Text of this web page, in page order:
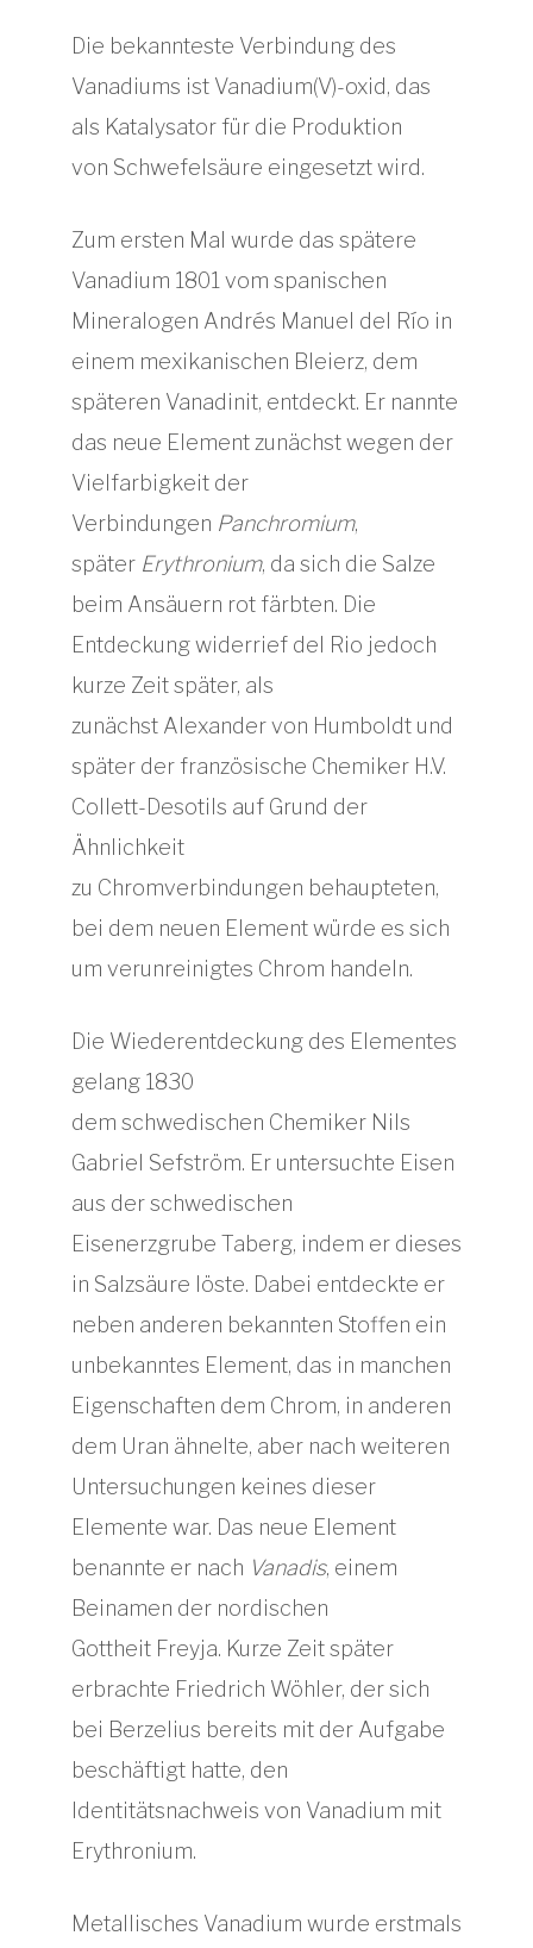
Die bekannteste Verbindung des
Vanadiums ist Vanadium(V)-oxid, das
als Katalysator für die Produktion
von Schwefelsäure eingesetzt wird.
Zum ersten Mal wurde das spätere
Vanadium 1801 vom spanischen
Mineralogen Andrés Manuel del Río in
einem mexikanischen Bleierz, dem
späteren Vanadinit, entdeckt. Er nannte
das neue Element zunächst wegen der
Vielfarbigkeit der
Verbindungen Panchromium,
später Erythronium, da sich die Salze
beim Ansäuern rot färbten. Die
Entdeckung widerrief del Rio jedoch
kurze Zeit später, als
zunächst Alexander von Humboldt und
später der französische Chemiker H.V.
Collett-Desotils auf Grund der
Ähnlichkeit
zu Chromverbindungen behaupteten,
bei dem neuen Element würde es sich
um verunreinigtes Chrom handeln.
Die Wiederentdeckung des Elementes
gelang 1830
dem schwedischen Chemiker Nils
Gabriel Sefström. Er untersuchte Eisen
aus der schwedischen
Eisenerzgrube Taberg, indem er dieses
in Salzsäure löste. Dabei entdeckte er
neben anderen bekannten Stoffen ein
unbekanntes Element, das in manchen
Eigenschaften dem Chrom, in anderen
dem Uran ähnelte, aber nach weiteren
Untersuchungen keines dieser
Elemente war. Das neue Element
benannte er nach Vanadis, einem
Beinamen der nordischen
Gottheit Freyja. Kurze Zeit später
erbrachte Friedrich Wöhler, der sich
bei Berzelius bereits mit der Aufgabe
beschäftigt hatte, den
Identitätsnachweis von Vanadium mit
Erythronium.
Metallisches Vanadium wurde erstmals